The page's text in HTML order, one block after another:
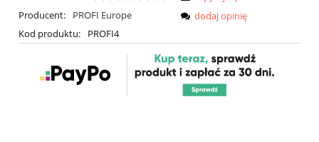
Producent:
PROFI Europe
Kod produktu:
PROFI4
dodaj opinię